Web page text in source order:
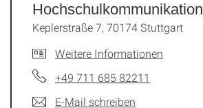
Hochschulkommunikation
Keplerstraße 7, 70174 Stuttgart
Weitere Informationen
+49 711 685 82211
E-Mail schreiben